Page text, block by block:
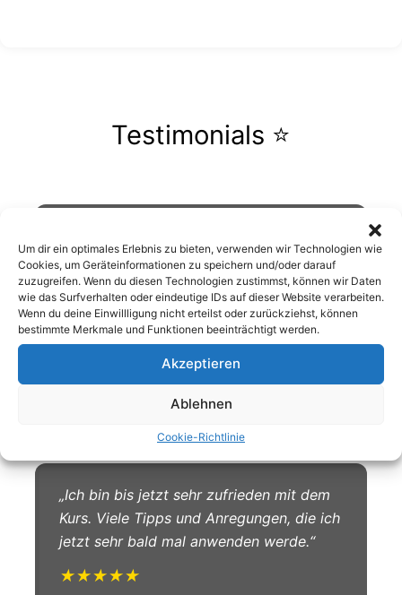
Um dir ein optimales Erlebnis zu bieten, verwenden wir Technologien wie
Cookies, um Geräteinformationen zu speichern und/oder darauf
zuzugreifen. Wenn du diesen Technologien zustimmst, können wir Daten
wie das Surfverhalten oder eindeutige IDs auf dieser Website verarbeiten.
Wenn du deine Einwillligung nicht erteilst oder zurückziehst, können
bestimmte Merkmale und Funktionen beeinträchtigt werden.
Akzeptieren
Ablehnen
Cookie-Richtlinie
Testimonials ⭐
so noch gar nicht kannte, obwohl ich mich
schon länger mit dem Thema
beschäftige.“
★★★★★
– Terra N. (Udemy-Bewertung)
„Ich bin bis jetzt sehr zufrieden mit dem
Kurs. Viele Tipps und Anregungen, die ich
jetzt sehr bald mal anwenden werde.“
★★★★★